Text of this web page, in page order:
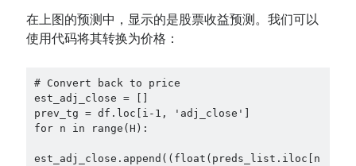
在上图的预测中，显示的是股票收益预测。我们可以
使用代码将其转换为价格：
# Convert back to price
est_adj_close = []
prev_tg = df.loc[i-1, 'adj_close']
for n in range(H):
est_adj_close.append((float(preds_list.iloc[n